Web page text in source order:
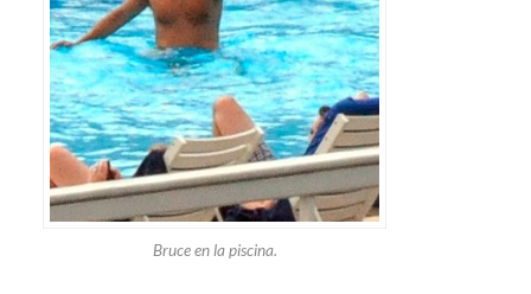
Bruce en la piscina.